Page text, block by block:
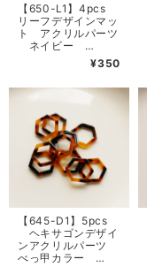
【650-L1】4pcs
リーフデザインマッ
ト アクリルパーツ
ネイビー
¥350
【645-D1】5pcs
ヘキサゴンデザイ
ンアクリルパーツ
べっ甲カラー